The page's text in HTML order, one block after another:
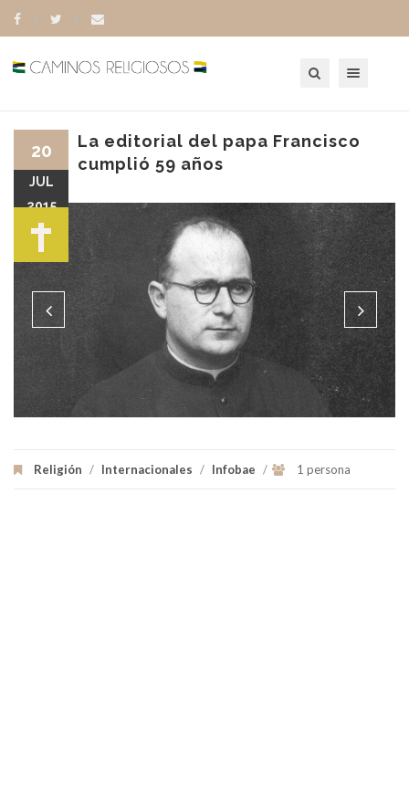
La editorial del papa Francisco
cumplió 59 años
Religión / Internacionales / Infobae / 1 persona
20
JUL
2015